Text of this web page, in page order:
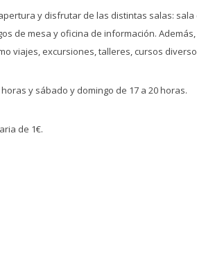
y disfrutar de las distintas salas:
de mesa y oficina de información.
viajes, excursiones, talleres, cursos
y sábado y domingo de 17 a 20 horas.
de 1€.